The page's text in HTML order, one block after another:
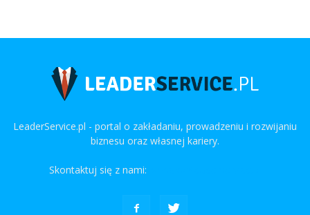
LeaderService.pl - portal o zakładaniu, prowadzeniu i rozwijaniu
biznesu oraz własnej kariery.
Skontaktuj się z nami: